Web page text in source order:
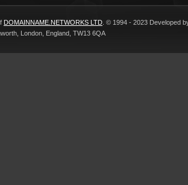
DOMAINNAME.NETWORKS LTD . © 1994 - 2023 Developed
London, England, TW13 6QA